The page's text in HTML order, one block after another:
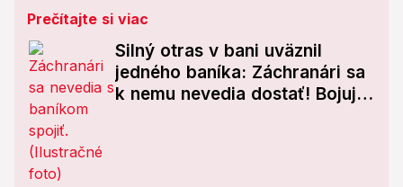
Prečítajte si viac
Silný otras v bani uväznil
jedného baníka: Záchranári sa
k nemu nevedia dostať! Bojujú